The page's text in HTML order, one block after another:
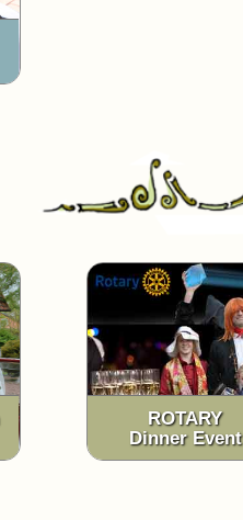
ROTARY
Dinner Event